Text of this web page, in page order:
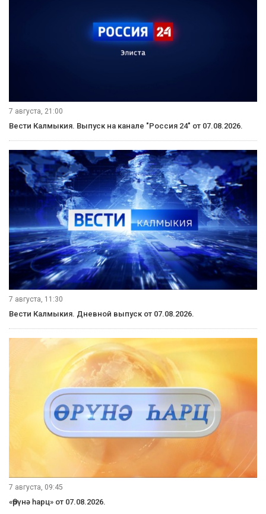
7 августа, 21:00
Вести Калмыкия. Выпуск на канале "Россия 24" от 07.08.2026.
7 августа, 11:30
Вести Калмыкия. Дневной выпуск от 07.08.2026.
7 августа, 09:45
«Өрүнә һарц» от 07.08.2026.